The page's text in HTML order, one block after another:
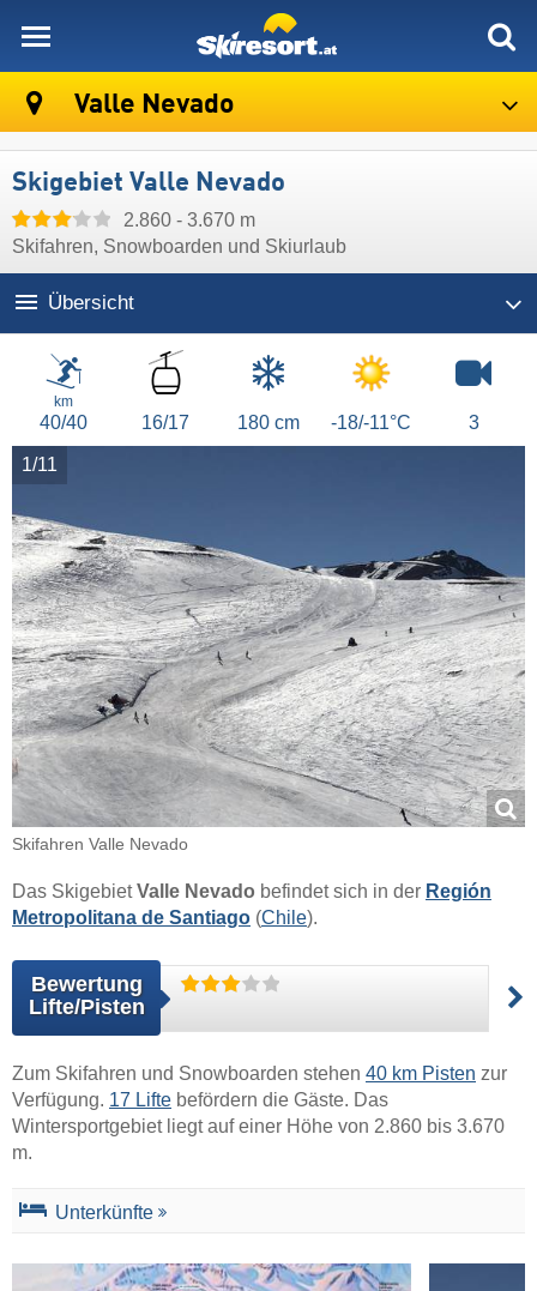
Valle Nevado
Skigebiet Valle Nevado
2.860 - 3.670 m
Skifahren, Snowboarden und Skiurlaub
Übersicht
km
40/40
Lifte/Bahnen
16/17 180 cm -18/-11°C 3
1/11
Skifahren Valle Nevado
Das SkigebietValle Nevado befindet sich in der Región
Metropolitana de Santiago (Chile).
Bewertung
Lifte/Pisten
Zum Skifahren und Snowboarden stehen 40 km Pisten zur
Verfügung. 17 Lifte befördern die Gäste. Das
Wintersportgebiet liegt auf einer Höhe von 2.860 bis 3.670
m.
Unterkünfte